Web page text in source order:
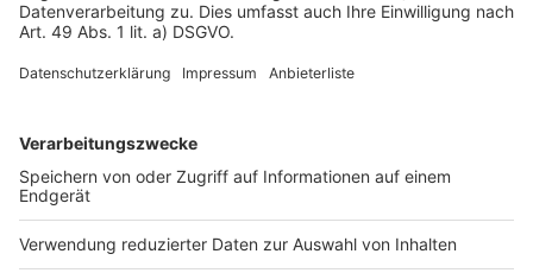
Impressum
Services
Bauprojekt-Quiz
Häuser-Suche
Hausanbieter-Suche